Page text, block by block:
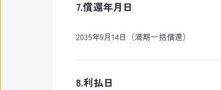
7.償還年月日
2035年9月14日（満期一括償還）
8.利払日